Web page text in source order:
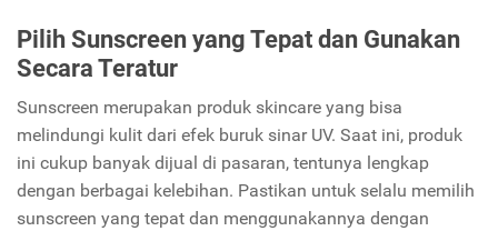
Pilih Sunscreen yang Tepat dan Gunakan
Secara Teratur
Sunscreen merupakan produk skincare yang bisa
melindungi kulit dari efek buruk sinar UV. Saat ini, produk
ini cukup banyak dijual di pasaran, tentunya lengkap
dengan berbagai kelebihan. Pastikan untuk selalu memilih
sunscreen yang tepat dan menggunakannya dengan